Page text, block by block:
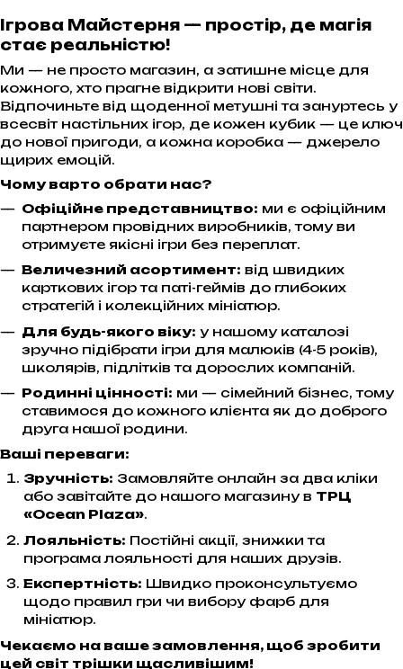
Ігрова Майстерня — простір, де магія
стає реальністю!
Ми — не просто магазин, а затишне місце для
кожного, хто прагне відкрити нові світи.
Відпочиньте від щоденної метушні та зануртесь у
всесвіт настільних ігор, де кожен кубик — це ключ
до нової пригоди, а кожна коробка — джерело
щирих емоцій.
Чому варто обрати нас?
Офіційне представництво: ми є офіційним
партнером провідних виробників, тому ви
отримуєте якісні ігри без переплат.
Величезний асортимент: від швидких
карткових ігор та паті-геймів до глибоких
стратегій і колекційних мініатюр.
Для будь-якого віку: у нашому каталозі
зручно підібрати ігри для малюків (4-5 років),
школярів, підлітків та дорослих компаній.
Родинні цінності: ми — сімейний бізнес, тому
ставимося до кожного клієнта як до доброго
друга нашої родини.
Ваші переваги:
Зручність: Замовляйте онлайн за два кліки
або завітайте до нашого магазину в ТРЦ
«Ocean Plaza».
Лояльність: Постійні акції, знижки та
програма лояльності для наших друзів.
Експертність: Швидко проконсультуємо
щодо правил гри чи вибору фарб для
мініатюр.
Чекаємо на ваше замовлення, щоб зробити
цей світ трішки щасливішим!